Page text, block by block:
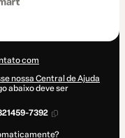
com
nossa Central de Ajuda
abaixo deve ser
7392